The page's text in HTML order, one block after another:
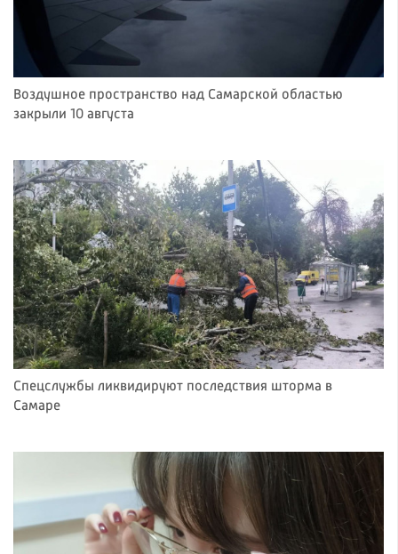
Воздушное пространство над Самарской областью
закрыли 10 августа
Спецслужбы ликвидируют последствия шторма в
Самаре